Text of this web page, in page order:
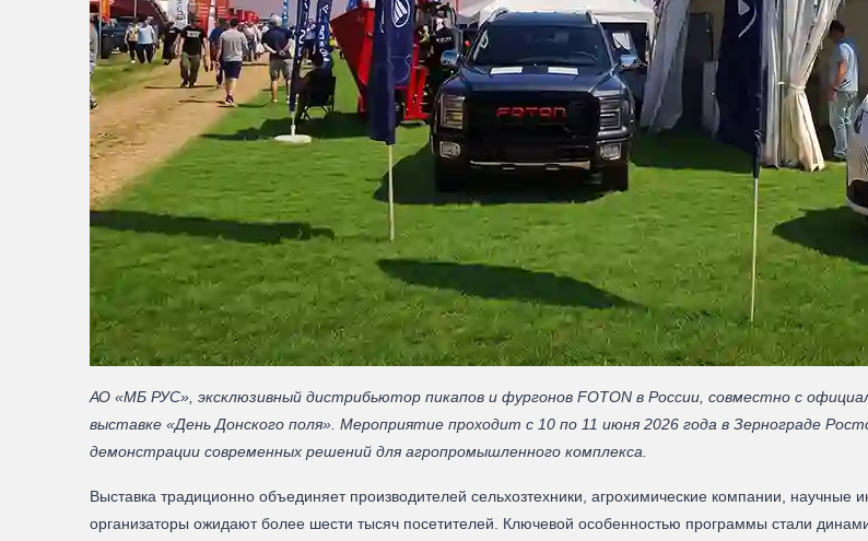
АО «МБ РУС», эксклюзивный дистрибьютор пикапов и фургонов FOTON в России, совместно с
выставке «День Донского поля». Мероприятие проходит с 10 по 11 июня 2026 года в Зернограде
демонстрации современных решений для агропромышленного комплекса.
Выставка традиционно объединяет производителей сельхозтехники, агрохимические компании, научные
организаторы ожидают более шести тысяч посетителей. Ключевой особенностью программы стали